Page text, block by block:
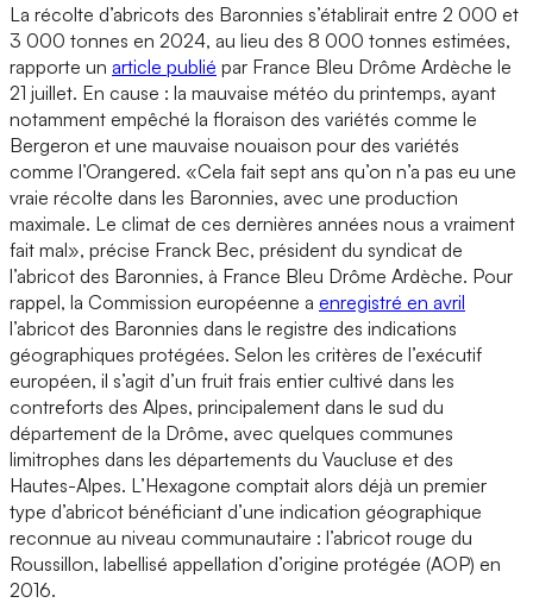
La récolte d’abricots des Baronnies s’établirait entre 2 000 et
3 000 tonnes en 2024, au lieu des 8 000 tonnes estimées,
rapporte un article publié par France Bleu Drôme Ardèche le
21 juillet. En cause : la mauvaise météo du printemps, ayant
notamment empêché la floraison des variétés comme le
Bergeron et une mauvaise nouaison pour des variétés
comme l’Orangered. «Cela fait sept ans qu’on n’a pas eu une
vraie récolte dans les Baronnies, avec une production
maximale. Le climat de ces dernières années nous a vraiment
fait mal», précise Franck Bec, président du syndicat de
l’abricot des Baronnies, à France Bleu Drôme Ardèche. Pour
rappel, la Commission européenne a enregistré en avril
l’abricot des Baronnies dans le registre des indications
géographiques protégées. Selon les critères de l’exécutif
européen, il s’agit d’un fruit frais entier cultivé dans les
contreforts des Alpes, principalement dans le sud du
département de la Drôme, avec quelques communes
limitrophes dans les départements du Vaucluse et des
Hautes-Alpes. L’Hexagone comptait alors déjà un premier
type d’abricot bénéficiant d’une indication géographique
reconnue au niveau communautaire : l’abricot rouge du
Roussillon, labellisé appellation d’origine protégée (AOP) en
2016.